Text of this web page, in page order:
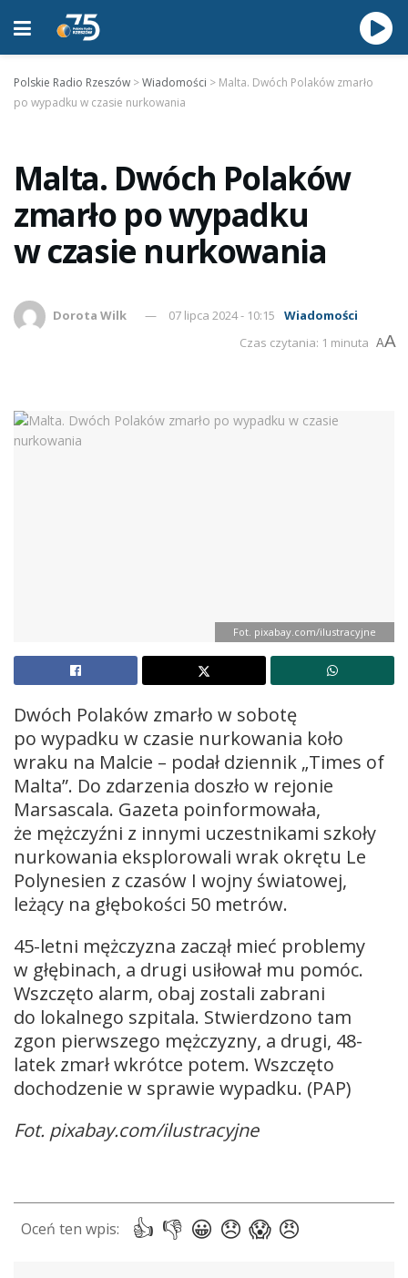
Polskie Radio Rzeszów >Wiadomości > Malta. Dwóch Polaków zmarło
po wypadku w czasie nurkowania
Malta. Dwóch Polaków
zmarło po wypadku
w czasie nurkowania
Dorota Wilk 07 lipca 2024 - 10:15
Wiadomości
Czas czytania: 1 minuta AA
Fot. pixabay.com/ilustracyjne
Dwóch Polaków zmarło w sobotę
po wypadku w czasie nurkowania koło
wraku na Malcie – podał dziennik „Times of
Malta”. Do zdarzenia doszło w rejonie
Marsascala. Gazeta poinformowała,
że mężczyźni z innymi uczestnikami szkoły
nurkowania eksplorowali wrak okrętu Le
Polynesien z czasów I wojny światowej,
leżący na głębokości 50 metrów.
45-letni mężczyzna zaczął mieć problemy
w głębinach, a drugi usiłował mu pomóc.
Wszczęto alarm, obaj zostali zabrani
do lokalnego szpitala. Stwierdzono tam
zgon pierwszego mężczyzny, a drugi, 48-
latek zmarł wkrótce potem. Wszczęto
dochodzenie w sprawie wypadku. (PAP)
Fot. pixabay.com/ilustracyjne